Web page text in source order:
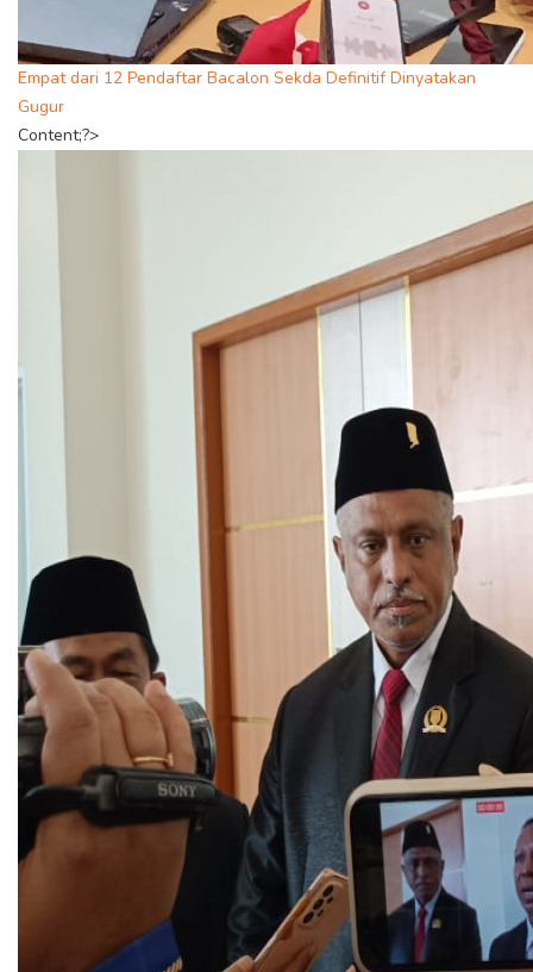
Empat dari 12 Pendaftar Bacalon Sekda Definitif Dinyatakan
Gugur
Content;?>